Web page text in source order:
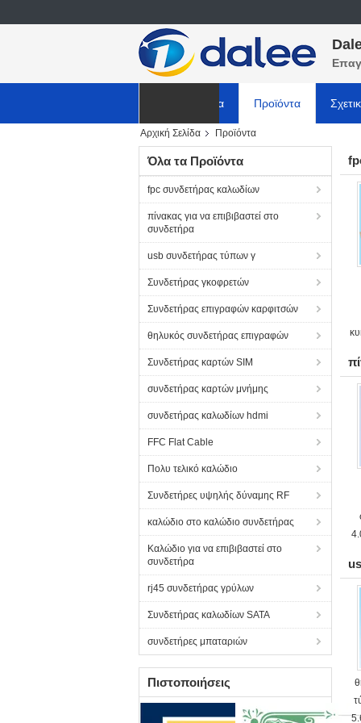
Αρχική Σελίδα Προϊόντα
ΕΙΔΗΣΕΙΣ
Αρχική Σελίδα Προϊόντα
Όλα τα Προϊόντα
fpc συνδετήρας καλωδίων
πίνακας για να επιβιβαστεί στο
συνδετήρα
usb συνδετήρας τύπων γ
Συνδετήρας γκοφρετών
Συνδετήρας επιγραφών καρφιτσών
θηλυκός συνδετήρας επιγραφών
Συνδετήρας καρτών SIM
συνδετήρας καρτών μνήμης
συνδετήρας καλωδίων hdmi
FFC Flat Cable
Πολυ τελικό καλώδιο
Συνδετήρες υψηλής δύναμης RF
καλώδιο στο καλώδιο συνδετήρας
Καλώδιο για να επιβιβαστεί στο
συνδετήρα
rj45 συνδετήρας γρύλων
Συνδετήρας καλωδίων SATA
συνδετήρες μπαταριών
Πιστοποιήσεις